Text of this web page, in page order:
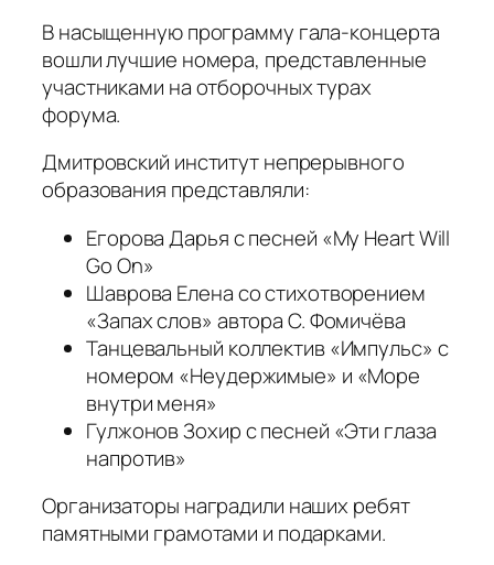
В насыщенную программу гала-концерта
вошли лучшие номера, представленные
участниками на отборочных турах
форума.
Дмитровский институт непрерывного
образования представляли:
Егорова Дарья с песней «My Heart Will
Go On»
Шаврова Елена со стихотворением
«Запах слов» автора С. Фомичёва
Танцевальный коллектив «Импульс» с
номером «Неудержимые» и «Море
внутри меня»
Гулжонов Зохир с песней «Эти глаза
напротив»
Организаторы наградили наших ребят
памятными грамотами и подарками.